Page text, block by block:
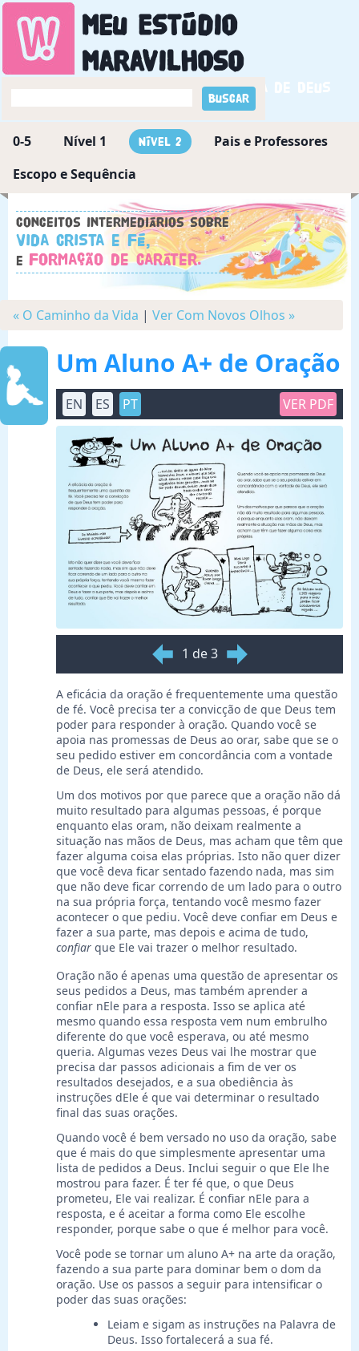
Meu Estúdio
Maravilhoso
Descobrindo a maravilha de Deus
0-5 Nível 1 Nível 2
Pais e Professores
Escopo e Sequência
Conceitos intermediários sobre
Vida Crista e Fé,
e Formação de Caráter.
« O Caminho da Vida | Ver Com Novos Olhos »
Um Aluno A+ de Oração
EN ES PT VER PDF
1 de 3
A eficácia da oração é frequentemente uma questão
de fé. Você precisa ter a convicção de que Deus tem
poder para responder à oração. Quando você se
apoia nas promessas de Deus ao orar, sabe que se o
seu pedido estiver em concordância com a vontade
de Deus, ele será atendido.
Um dos motivos por que parece que a oração não dá
muito resultado para algumas pessoas, é porque
enquanto elas oram, não deixam realmente a
situação nas mãos de Deus, mas acham que têm que
fazer alguma coisa elas próprias. Isto não quer dizer
que você deva ficar sentado fazendo nada, mas sim
que não deve ficar correndo de um lado para o outro
na sua própria força, tentando você mesmo fazer
acontecer o que pediu. Você deve confiar em Deus e
fazer a sua parte, mas depois e acima de tudo,
confiar que Ele vai trazer o melhor resultado.
Oração não é apenas uma questão de apresentar os
seus pedidos a Deus, mas também aprender a
confiar nEle para a resposta. Isso se aplica até
mesmo quando essa resposta vem num embrulho
diferente do que você esperava, ou até mesmo
queria. Algumas vezes Deus vai lhe mostrar que
precisa dar passos adicionais a fim de ver os
resultados desejados, e a sua obediência às
instruções dEle é que vai determinar o resultado
final das suas orações.
Quando você é bem versado no uso da oração, sabe
que é mais do que simplesmente apresentar uma
lista de pedidos a Deus. Inclui seguir o que Ele lhe
mostrou para fazer. É ter fé que, o que Deus
prometeu, Ele vai realizar. É confiar nEle para a
resposta, e é aceitar a forma como Ele escolhe
responder, porque sabe o que é melhor para você.
Você pode se tornar um aluno A+ na arte da oração,
fazendo a sua parte para dominar bem o dom da
oração. Use os passos a seguir para intensificar o
poder das suas orações:
Leiam e sigam as instruções na Palavra de
Deus. Isso fortalecerá a sua fé.